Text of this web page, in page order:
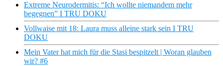
Extreme Neurodermitis: “Ich wollte niemandem mehr
begegnen” I TRU DOKU
Vollwaise mit 18: Laura muss alleine stark sein I TRU
DOKU
Mein Vater hat mich für die Stasi bespitzelt | Woran glauben
wir? #6